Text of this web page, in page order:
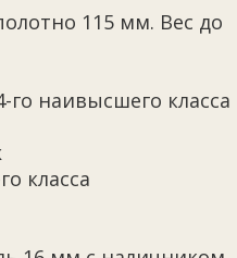
115 мм. Вес до
го наивысшего класса
класса